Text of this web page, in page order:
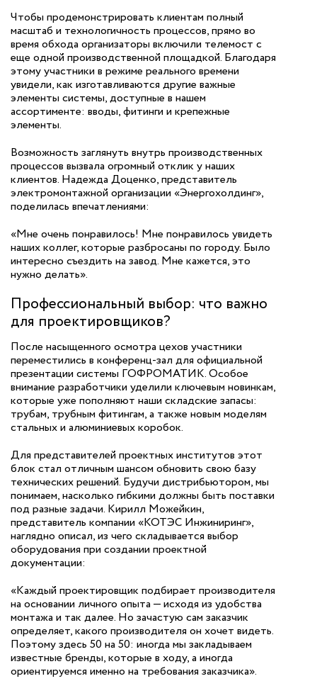
Чтобы продемонстрировать клиентам полный
масштаб и технологичность процессов, прямо во
время обхода организаторы включили телемост с
еще одной производственной площадкой. Благодаря
этому участники в режиме реального времени
увидели, как изготавливаются другие важные
элементы системы, доступные в нашем
ассортименте: вводы, фитинги и крепежные
элементы.
Возможность заглянуть внутрь производственных
процессов вызвала огромный отклик у наших
клиентов. Надежда Доценко, представитель
электромонтажной организации «Энергохолдинг»,
поделилась впечатлениями:
«Мне очень понравилось! Мне понравилось увидеть
наших коллег, которые разбросаны по городу. Было
интересно съездить на завод. Мне кажется, это
нужно делать».
Профессиональный выбор: что важно
для проектировщиков?
После насыщенного осмотра цехов участники
переместились в конференц-зал для официальной
презентации системы ГОФРОМАТИК. Особое
внимание разработчики уделили ключевым новинкам,
которые уже пополняют наши складские запасы:
трубам, трубным фитингам, а также новым моделям
стальных и алюминиевых коробок.
Для представителей проектных институтов этот
блок стал отличным шансом обновить свою базу
технических решений. Будучи дистрибьютором, мы
понимаем, насколько гибкими должны быть поставки
под разные задачи. Кирилл Можейкин,
представитель компании «КОТЭС Инжиниринг»,
наглядно описал, из чего складывается выбор
оборудования при создании проектной
документации:
«Каждый проектировщик подбирает производителя
на основании личного опыта — исходя из удобства
монтажа и так далее. Но зачастую сам заказчик
определяет, какого производителя он хочет видеть.
Поэтому здесь 50 на 50: иногда мы закладываем
известные бренды, которые в ходу, а иногда
ориентируемся именно на требования заказчика».